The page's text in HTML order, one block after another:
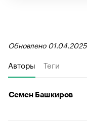
Обновлено 01.04.2025
Авторы Теги
Семен Башкиров